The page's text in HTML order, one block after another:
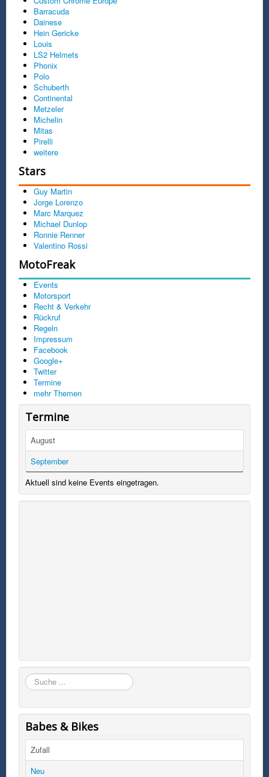
Barracuda
Dainese
Hein Gericke
Louis
LS2 Helmets
Phonix
Polo
Schuberth
Continental
Metzeler
Michelin
Mitas
Pirelli
weitere
Stars
Guy Martin
Jorge Lorenzo
Marc Marquez
Michael Dunlop
Ronnie Renner
Valentino Rossi
MotoFreak
Events
Motorsport
Recht & Verkehr
Rückruf
Regeln
Impressum
Facebook
Google+
Twitter
Termine
mehr Themen
Termine
August
September
Aktuell sind keine Events eingetragen.
Suchen
Babes & Bikes
Zufall
Neu